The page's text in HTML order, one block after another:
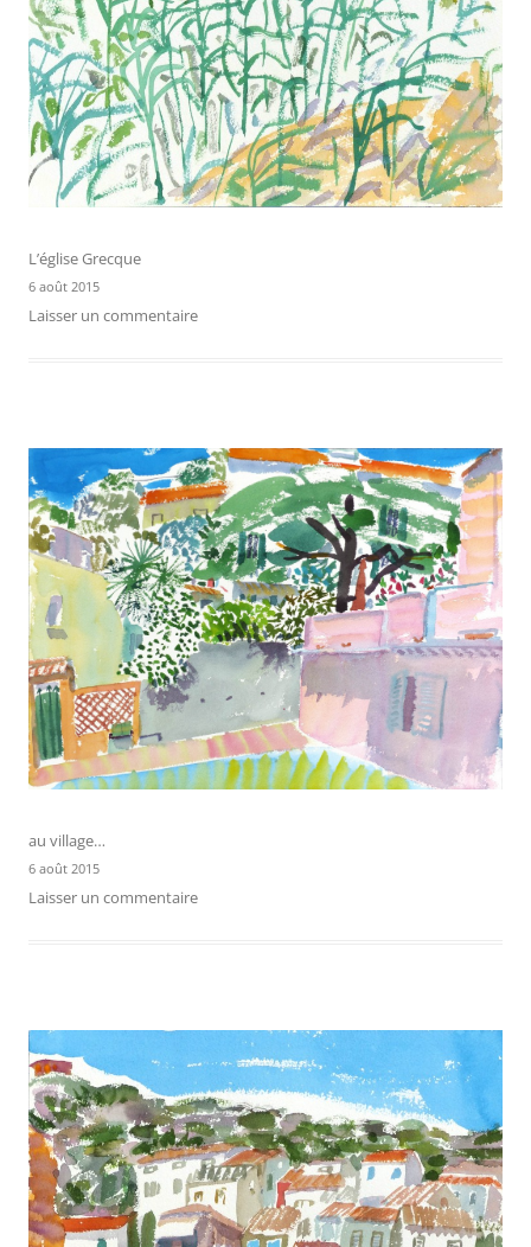
L’église Grecque
6 août 2015
Laisser un commentaire
au village…
6 août 2015
Laisser un commentaire